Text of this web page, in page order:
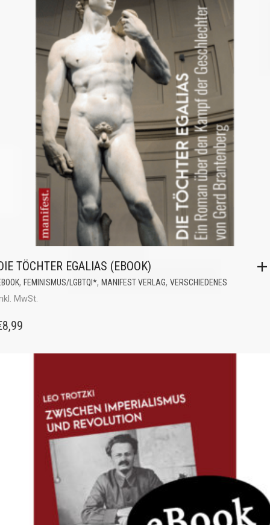
TÖCHTER EGALIAS (EBOOK)
, FEMINISMUS/LGBTQI*, MANIFEST VERLAG, VERSCHIEDENES
MwSt.
8,99